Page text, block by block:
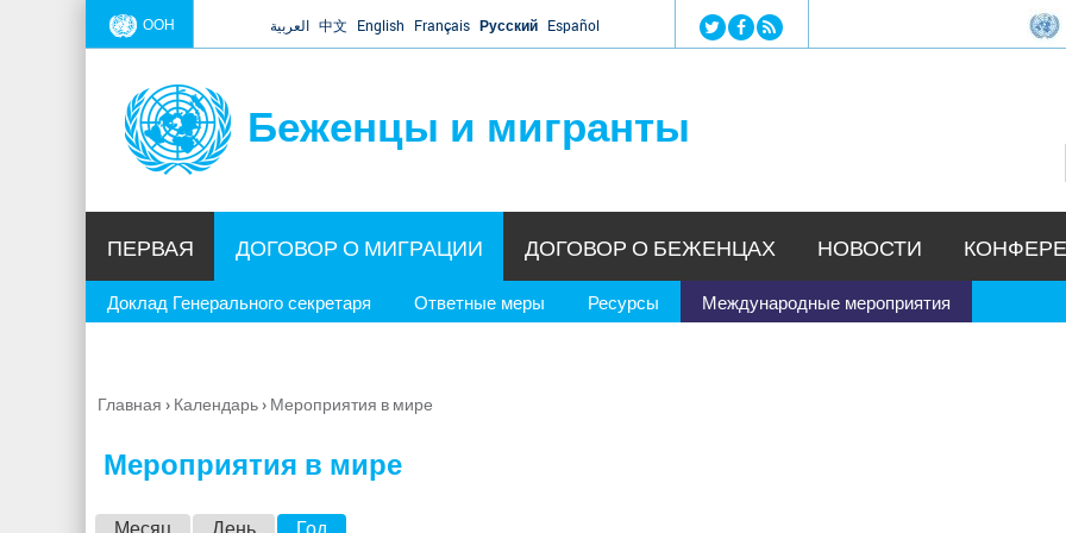
Jump to navigation
ООН العربية 中文 English Français Русский Español
Беженцы и мигранты
ПЕРВАЯ ДОГОВОР О МИГРАЦИИ
Доклад Генерального секретаря Ответные меры Ресурсы Международные мероприятия
ДОГОВОР О БЕЖЕНЦАХ НОВОСТИ
Вы
Главная › Календарь› Мероприятия в мире
Мероприятия в мире